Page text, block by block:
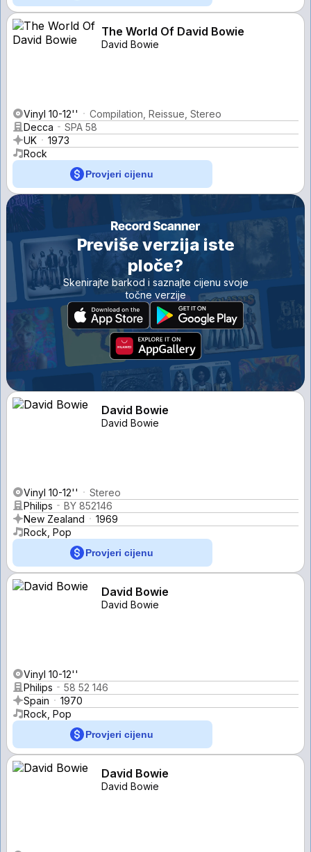
The World Of David Bowie
David Bowie
Vinyl 10-12''
Compilation, Reissue, Stereo
Decca
SPA 58
UK
1973
Rock
Provjeri cijenu
Previše verzija iste
ploče?
Skenirajte barkod i saznajte cijenu svoje
točne verzije
David Bowie
David Bowie
Vinyl 10-12''
Stereo
Philips
BY 852146
New Zealand
1969
Rock, Pop
Provjeri cijenu
David Bowie
David Bowie
Vinyl 10-12''
Philips
58 52 146
Spain
1970
Rock, Pop
Provjeri cijenu
David Bowie
David Bowie